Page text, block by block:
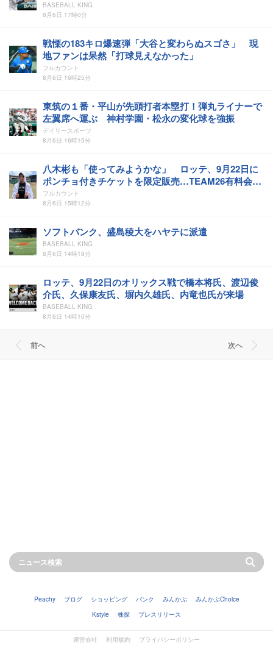
BASEBALL KING
8月6日 17時0分
戦慄の183キロ爆速弾「大谷と変わらぬスゴさ」 現
地ファンは呆然「打球見えなかった」
フルカウント
8月6日 16時25分
東筑の１番・平山が先頭打者本塁打！弾丸ライナーで
左翼席へ運ぶ 神村学園・松永の変化球を強振
デイリースポーツ
8月6日 16時15分
八木彬も「使ってみようかな」 ロッテ、9月22日に
ポンチョ付きチケットを限定販売…TEAM26有料会員
が対象
フルカウント
8月6日 15時12分
ソフトバンク、盛島稜大をハヤテに派遣
BASEBALL KING
8月6日 14時18分
ロッテ、9月22日のオリックス戦で橋本将氏、渡辺俊
介氏、久保康友氏、塀内久雄氏、内竜也氏が来場
BASEBALL KING
8月6日 14時10分
前へ 次へ
Peachy ブログ ショッピング バンク みんかぶ
みんかぶChoice
Kstyle
株探 プレスリリース
運営会社 利用規約 プライバシーポリシー